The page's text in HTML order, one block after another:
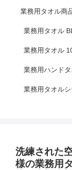
業務用タオル商
業務用タオル
業務用タオル
業務用ハンド
業務用タオル
洗練された
様の業務用